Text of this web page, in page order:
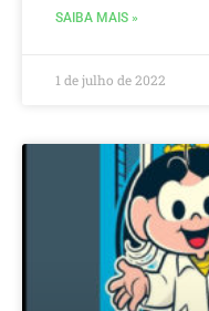
SAIBA MAIS »
1 de julho de 2022